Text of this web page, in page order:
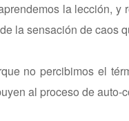
la lección,
la sensación de caos
no percibimos el
al proceso de auto-